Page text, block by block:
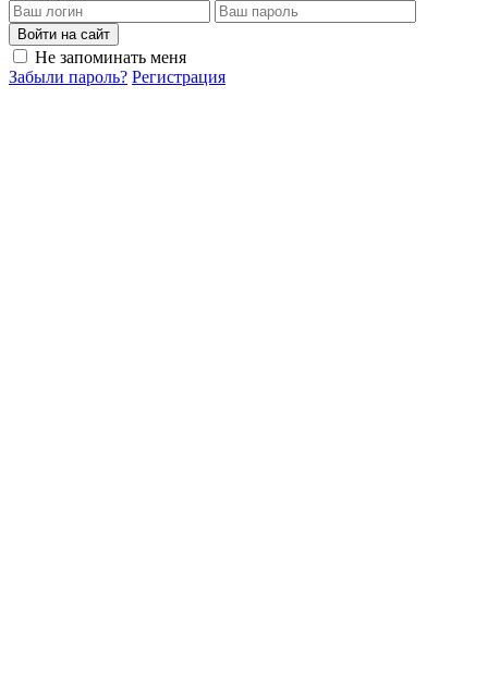
Войти на сайт
Не запоминать меня
Забыли пароль? Регистрация